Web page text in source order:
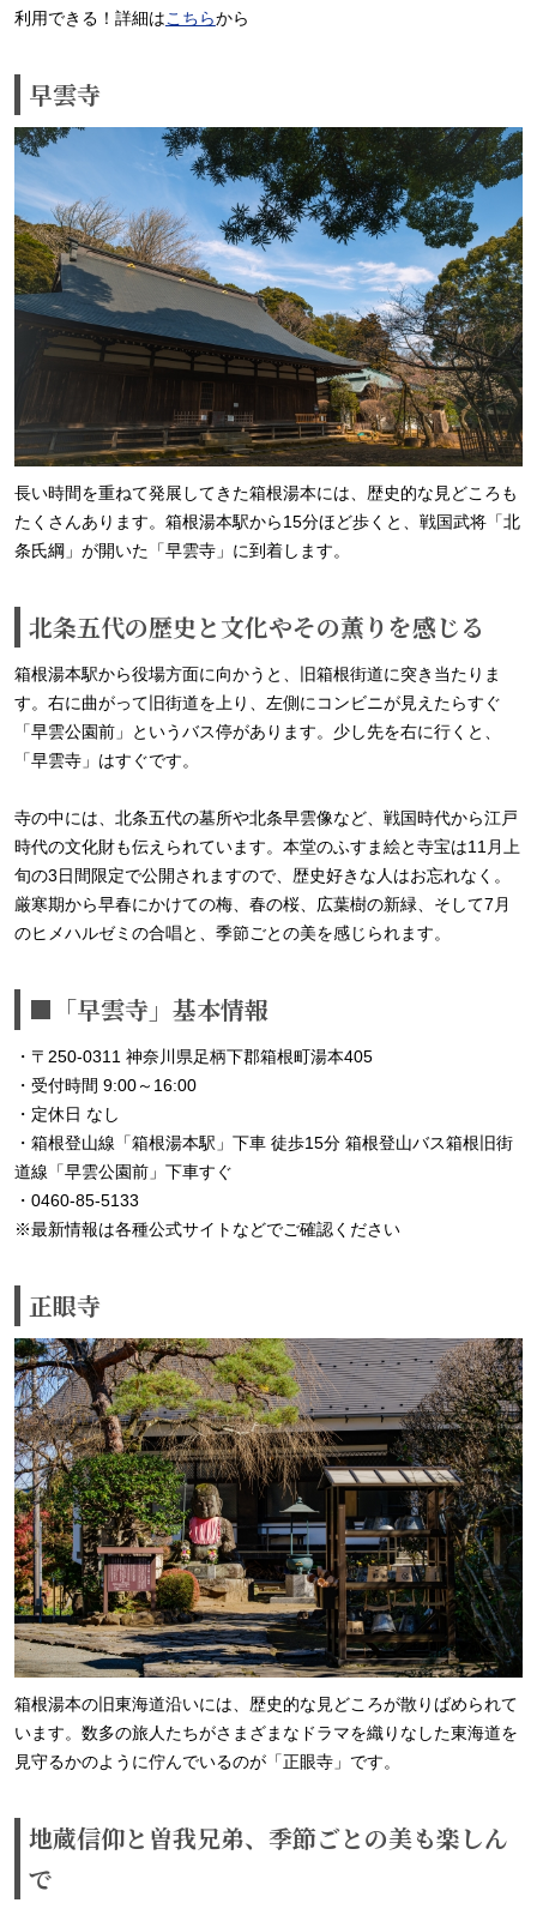
利用できる！詳細はこちらから
早雲寺
長い時間を重ねて発展してきた箱根湯本には、歴史的な見どころも
たくさんあります。箱根湯本駅から15分ほど歩くと、戦国武将「北
条氏綱」が開いた「早雲寺」に到着します。
北条五代の歴史と文化やその薫りを感じる
箱根湯本駅から役場方面に向かうと、旧箱根街道に突き当たりま
す。右に曲がって旧街道を上り、左側にコンビニが見えたらすぐ
「早雲公園前」というバス停があります。少し先を右に行くと、
「早雲寺」はすぐです。
寺の中には、北条五代の墓所や北条早雲像など、戦国時代から江戸
時代の文化財も伝えられています。本堂のふすま絵と寺宝は11月上
旬の3日間限定で公開されますので、歴史好きな人はお忘れなく。
厳寒期から早春にかけての梅、春の桜、広葉樹の新緑、そして7月
のヒメハルゼミの合唱と、季節ごとの美を感じられます。
■「早雲寺」基本情報
・〒250-0311 神奈川県足柄下郡箱根町湯本405
・受付時間 9:00～16:00
・定休日 なし
・箱根登山線「箱根湯本駅」下車 徒歩15分 箱根登山バス箱根旧街
道線「早雲公園前」下車すぐ
・0460-85-5133
※最新情報は各種公式サイトなどでご確認ください
正眼寺
箱根湯本の旧東海道沿いには、歴史的な見どころが散りばめられて
います。数多の旅人たちがさまざまなドラマを織りなした東海道を
見守るかのように佇んでいるのが「正眼寺」です。
地蔵信仰と曽我兄弟、季節ごとの美も楽しん
で